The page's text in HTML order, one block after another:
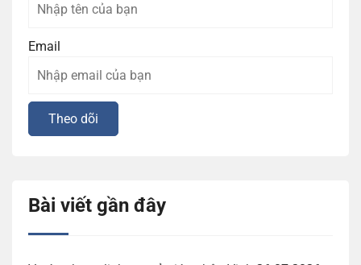
Email
Bài viết gần đây